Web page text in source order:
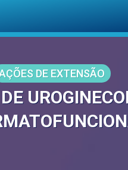
DE EXTENSÃO